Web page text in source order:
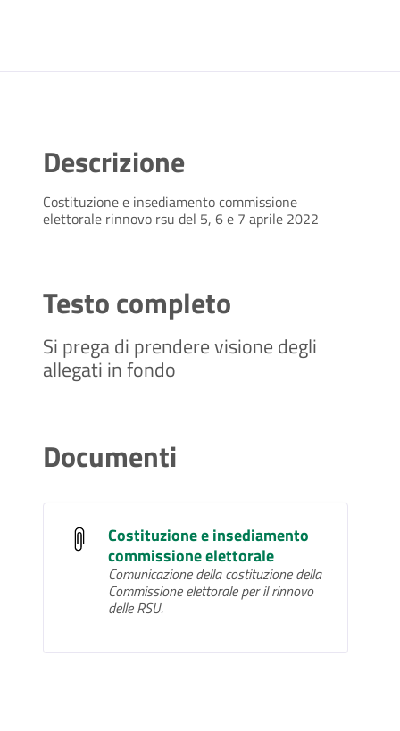
Descrizione
Costituzione e insediamento commissione
elettorale rinnovo rsu del 5, 6 e 7 aprile 2022
Testo completo
Si prega di prendere visione degli
allegati in fondo
Documenti
Costituzione e insediamento
commissione elettorale
Comunicazione della costituzione della
Commissione elettorale per il rinnovo
delle RSU.